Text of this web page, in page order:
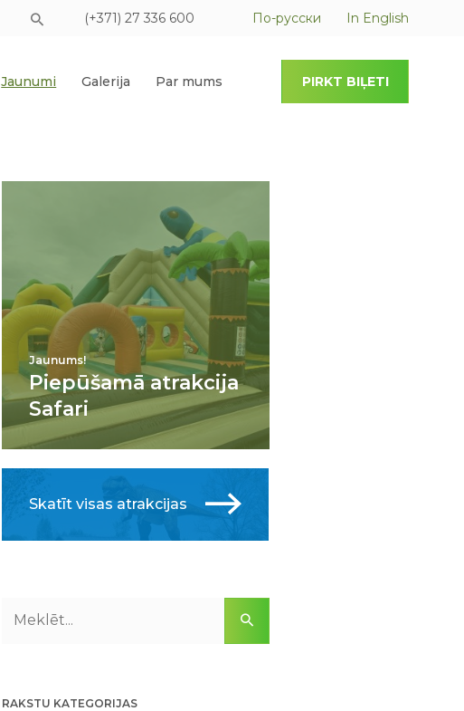
(+371) 27 336 600 По-русски In English
Jaunumi Galerija Par mums PIRKT BIĻETI
Jaunums!
Piepūšamā atrakcija
Safari
Skatīt visas atrakcijas
RAKSTU KATEGORIJAS